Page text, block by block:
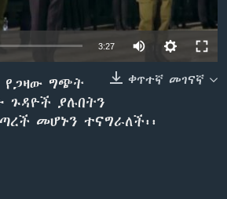
3:27
ቀጥተኛ መገናኛ
የጋዛው ግጭት
ጉዳዮች ያሉበትን
መሆኑን ተናግራለች፡፡